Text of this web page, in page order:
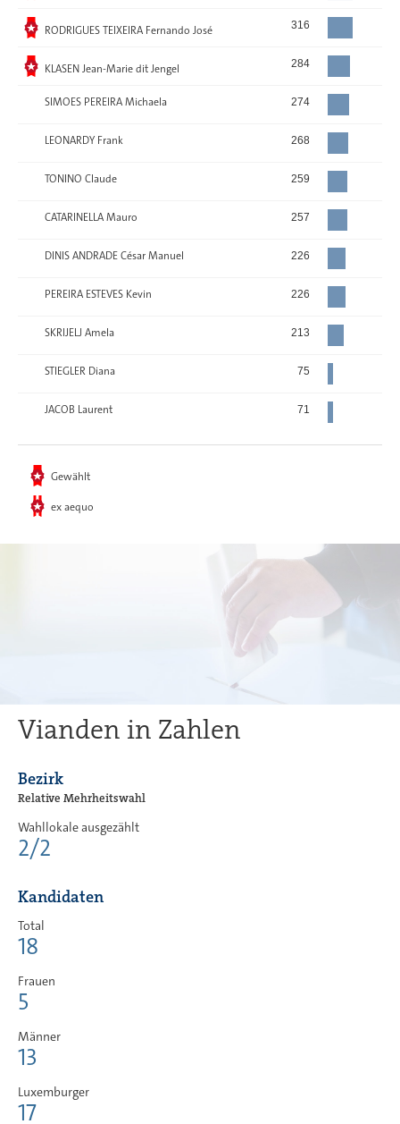
Gewählt
RODRIGUES TEIXEIRA Fernando José 316
Gewählt
KLASEN Jean-Marie dit Jengel 284
SIMOES PEREIRA Michaela 274
LEONARDY Frank 268
TONINO Claude 259
CATARINELLA Mauro 257
DINIS ANDRADE César Manuel 226
PEREIRA ESTEVES Kevin 226
SKRIJELJ Amela 213
STIEGLER Diana 75
JACOB Laurent 71
Gewählt
ex aequo
Vianden in Zahlen
Bezirk
Relative Mehrheitswahl
Wahllokale ausgezählt
2/2
Kandidaten
Total
18
Frauen
5
Männer
13
Luxemburger
17